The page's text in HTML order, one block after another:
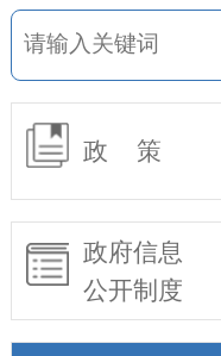
政 策
政府信息
公开制度